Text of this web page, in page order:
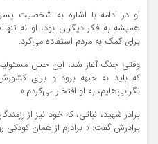
او در ادامه با اشاره به شخصیت
همیشه به فکر دیگران بود، او نه
برای کمک به مردم استفاده می‌کرد.
وقتی جنگ آغاز شد، این حس
که باید به جبهه برود و برای
نگرانی‌هایم، به او افتخار می‌کردم.»
برادر شهید، نباتی، که خود نیز از
برادرش گفت: « برادرم از همان